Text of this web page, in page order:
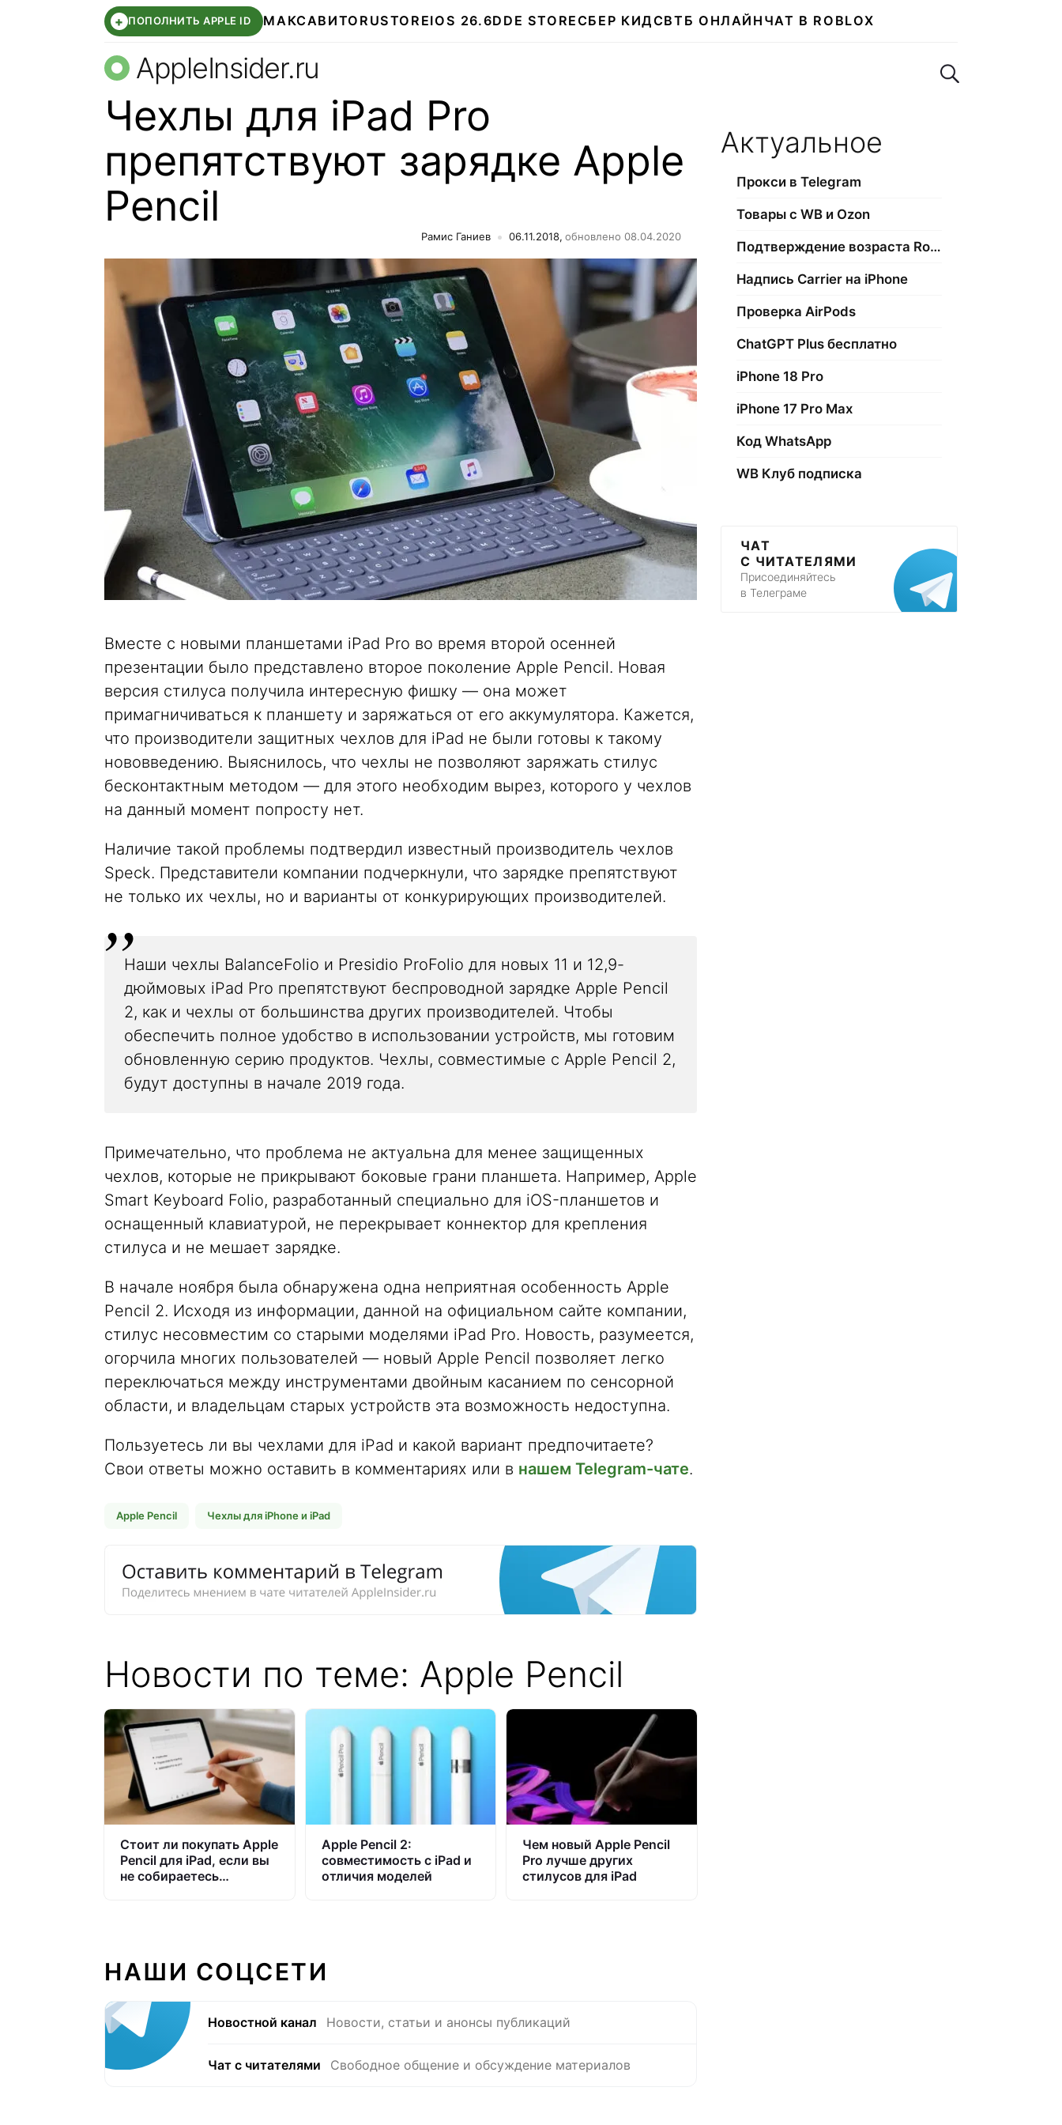
+ ПОПОЛНИТЬ APPLE ID МАКСАВИТО RUSTOREIOS 26.6DDE STORE СБЕР КИДСВТБ ОНЛАЙН ЧАТ В ROBLOX
AppleInsider.ru Поиск по сайту
Чехлы для iPad Pro
препятствуют зарядке Apple
Pencil
Рамис Ганиев 06.11.2018, обновлено 08.04.2020
Вместе с новыми планшетами iPad Pro во время второй осенней
презентации было представлено второе поколение Apple Pencil. Новая
версия стилуса получила интересную фишку — она может
примагничиваться к планшету и заряжаться от его аккумулятора. Кажется,
что производители защитных чехлов для iPad не были готовы к такому
нововведению. Выяснилось, что чехлы не позволяют заряжать стилус
бесконтактным методом — для этого необходим вырез, которого у чехлов
на данный момент попросту нет.
Наличие такой проблемы подтвердил известный производитель чехлов
Speck. Представители компании подчеркнули, что зарядке препятствуют
не только их чехлы, но и варианты от конкурирующих производителей.
Наши чехлы BalanceFolio и Presidio ProFolio для новых 11 и 12,9-
дюймовых iPad Pro препятствуют беспроводной зарядке Apple Pencil
2, как и чехлы от большинства других производителей. Чтобы
обеспечить полное удобство в использовании устройств, мы готовим
обновленную серию продуктов. Чехлы, совместимые с Apple Pencil 2,
будут доступны в начале 2019 года.
Примечательно, что проблема не актуальна для менее защищенных
чехлов, которые не прикрывают боковые грани планшета. Например, Apple
Smart Keyboard Folio, разработанный специально для iOS-планшетов и
оснащенный клавиатурой, не перекрывает коннектор для крепления
стилуса и не мешает зарядке.
В начале ноября была обнаружена одна неприятная особенность Apple
Pencil 2. Исходя из информации, данной на официальном сайте компании,
стилус несовместим со старыми моделями iPad Pro. Новость, разумеется,
огорчила многих пользователей — новый Apple Pencil позволяет легко
переключаться между инструментами двойным касанием по сенсорной
области, и владельцам старых устройств эта возможность недоступна.
Пользуетесь ли вы чехлами для iPad и какой вариант предпочитаете?
Свои ответы можно оставить в комментариях или в нашем Telegram-чате.
Apple Pencil Чехлы для iPhone и iPad
Новости по теме: Apple Pencil
Стоит ли покупать Apple
Pencil для iPad, если вы
не собираетесь
Apple Pencil 2:
совместимость с iPad и
отличия моделей
Чем новый Apple Pencil
Pro лучше других
стилусов для iPad
НАШИ СОЦСЕТИ
Новостной канал Новости, статьи и анонсы публикаций
Чат с читателями Свободное общение и обсуждение материалов
Актуальное
Прокси в Telegram
Товары с WB и Ozon
Подтверждение возраста Roblox
Надпись Carrier на iPhone
Проверка AirPods
ChatGPT Plus бесплатно
iPhone 18 Pro
iPhone 17 Pro Max
Код WhatsApp
WB Клуб подписка
ЧАТ
С ЧИТАТЕЛЯМИ
Присоединяйтесь
в Телеграме